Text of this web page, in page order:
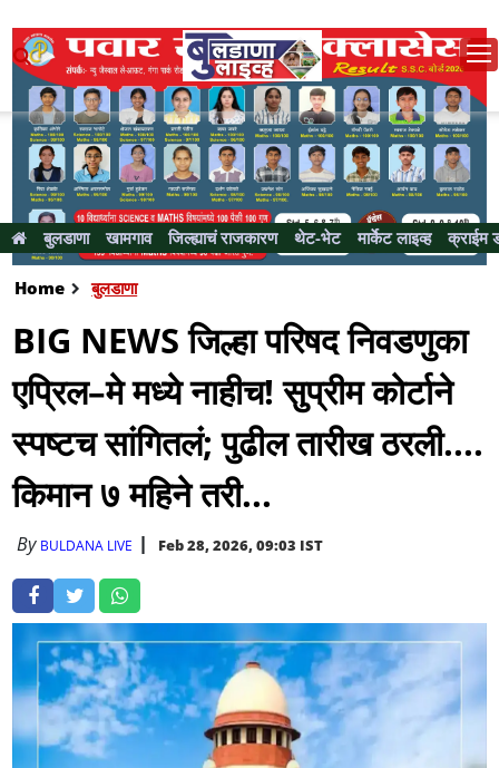
बुलडाणा खामगाव जिल्ह्याचं राजकारण थेट-भेट मार्केट लाइव्ह क्राईम
Home बुलडाणा
BIG NEWS जिल्हा परिषद निवडणुका
एप्रिल–मे मध्ये नाहीच! सुप्रीम कोर्टाने
स्पष्टच सांगितलं; पुढील तारीख ठरली....
किमान ७ महिने तरी...
By BULDANA LIVE Feb 28, 2026, 09:03 IST